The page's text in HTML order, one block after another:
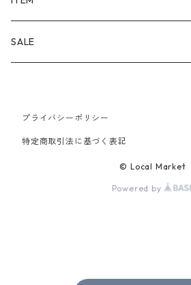
PANTS
SALE
PANTS
プライバシーポリシー
特定商取引法に基づく表記
© Local Market
Powered by